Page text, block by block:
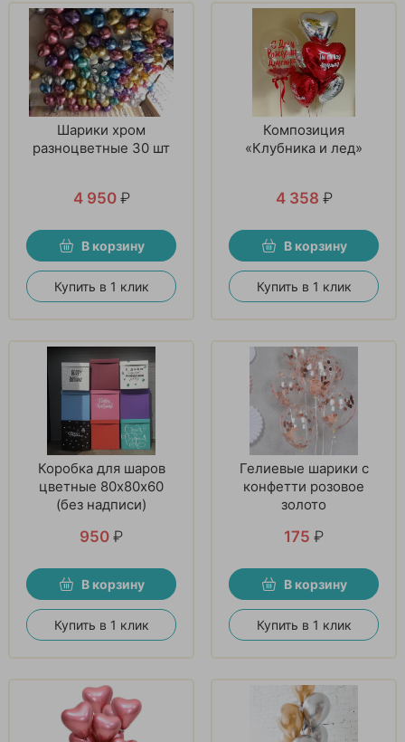
Шарики хром
разноцветные 30 шт
4 950 ₽
В корзину
Купить в 1 клик
Композиция
«Клубника и лед»
4 358 ₽
В корзину
Купить в 1 клик
Коробка для шаров
цветные 80х80х60
(без надписи)
950 ₽
В корзину
Купить в 1 клик
Гелиевые шарики с
конфетти розовое
золото
175 ₽
В корзину
Купить в 1 клик